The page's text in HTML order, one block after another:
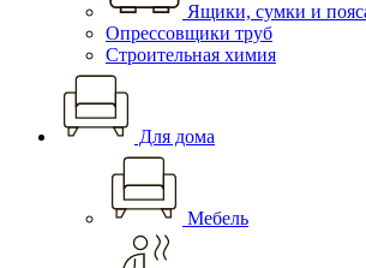
Ящики, сумки и
Опрессовщики труб
Строительная химия
Для дома
Мебель